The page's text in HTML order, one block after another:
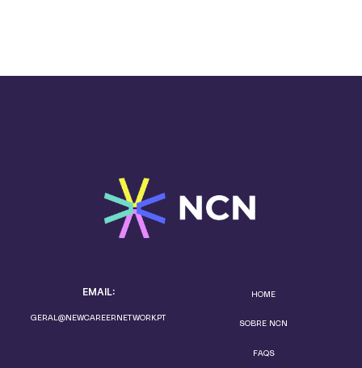
EMAIL:
GERAL@NEWCAREERNETWORK.PT
HOME
SOBRE NCN
FAQS